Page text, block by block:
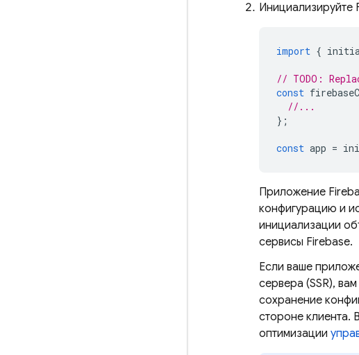
Инициализируйте
import {
// TODO:
const
//...
};
const app =
Приложение
конфигурацию и
инициализации
сервисы Firebase.
Если ваше
сервера (SSR),
сохранение
стороне клиента.
оптимизации